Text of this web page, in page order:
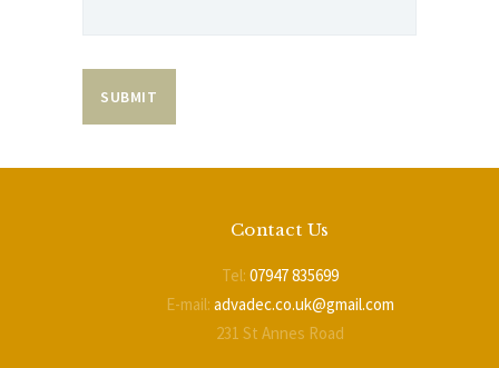
Contact Us
Tel: 07947 835699
E-mail: advadec.co.uk@gmail.com
231 St Annes Road